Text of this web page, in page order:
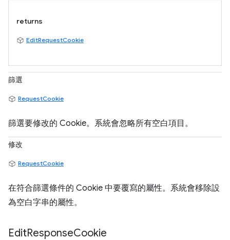
returns
EditRequestCookie
篩選
RequestCookie
篩選要修改的 Cookie。系統會忽略所有空白項目。
修改
RequestCookie
在符合篩選條件的 Cookie 中要覆寫的屬性。系統會移除設
為空白字串的屬性。
EditResponseCookie